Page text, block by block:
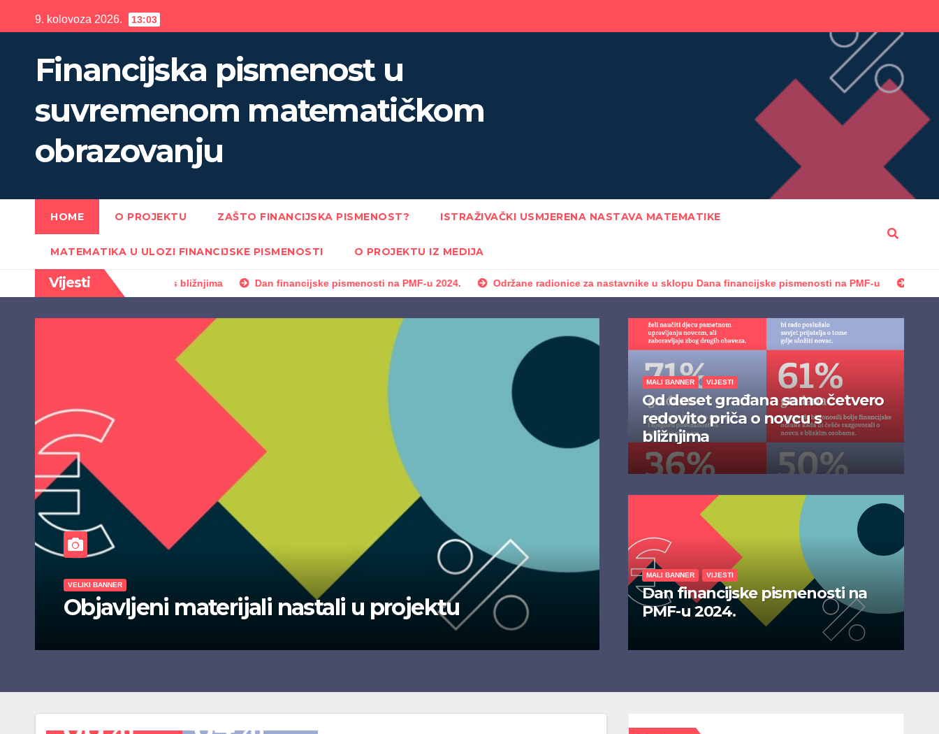
to
9. kolovoza 2026. 13:03
Financijska pismenost u
suvremenom matematičkom
obrazovanju
HOME O PROJEKTU ZAŠTO FINANCIJSKA PISMENOST? ISTRAŽIVAČKI USMJERENA NASTAVA MATEMATIKE
MATEMATIKA U ULOZI FINANCIJSKE PISMENOSTI O PROJEKTU IZ MEDIJA
Vijesti
priča o novcu s bližnjima Dan financijske pismenosti na PMF-u 2024. Održane radionice za nastavnike u sklopu Dana financijske pismenosti na PMF-u PMF izradio
VELIKI BANNER
Objavljeni materijali nastali u projektu
MALI BANNER VIJESTI
Od deset građana samo četvero
redovito priča o novcu s
bližnjima
MALI BANNER VIJESTI
Dan financijske pismenosti na
PMF-u 2024.